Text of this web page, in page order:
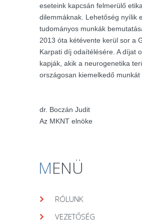
eseteink kapcsán felmerülő
dilemmáknak. Lehetőség nyílik
tudományos munkák
2013 óta kétévente kerül sor a
Karpati díj odaítélésére. A díjat
kapják, akik a neurogenetika
országosan kiemelkedő munkát
dr. Boczán Judit
Az MKNT elnöke
MENÜ
RÓLUNK
VEZETŐSÉG